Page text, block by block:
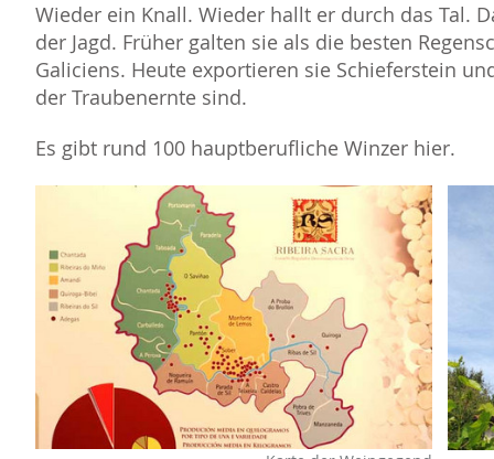
Wieder ein Knall. Wieder hallt er durch das Tal.
der Jagd. Früher galten sie als die besten
Galiciens. Heute exportieren sie Schieferstein
der Traubenernte sind.
Es gibt rund 100 hauptberufliche Winzer hier.